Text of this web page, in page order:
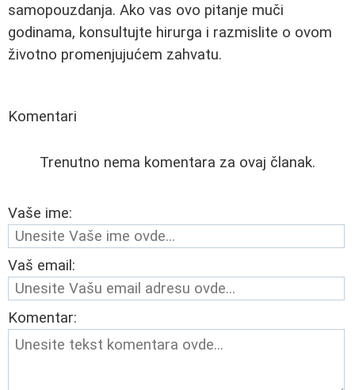
samopouzdanja. Ako vas ovo pitanje muči
godinama, konsultujte hirurga i razmislite o ovom
životno promenjujućem zahvatu.
Komentari
Trenutno nema komentara za ovaj članak.
Vaše ime:
Vaš email:
Komentar: